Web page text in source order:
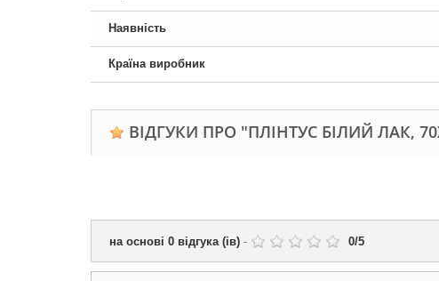
Наявність
Країна виробник
ВІДГУКИ ПРО "ПЛІНТУС БІЛИЙ ЛАК,
на основі 0 відгука (ів) - 0/5